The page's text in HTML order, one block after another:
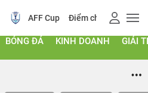
AFF Cup Điểm chuẩn 2026
BÓNG ĐÁ KINH DOANH GIẢI